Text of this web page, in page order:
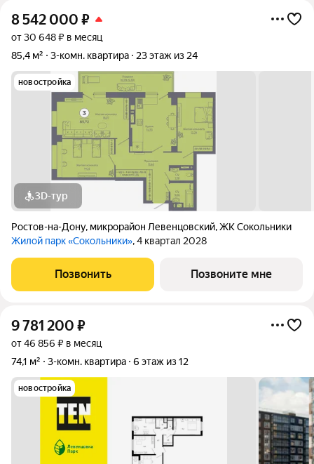
8 542 000 ₽
от 30 648 ₽ в месяц
85,4 м²
3-комн. квартира 23 этаж из 24
новостройка
3D-тур
Ростов-на-Дону, микрорайон Левенцовский,ЖК Сокольники
Жилой парк «Сокольники», 4 квартал 2028
Позвонить Позвоните мне
9 781 200 ₽
от 46 856 ₽ в месяц
74,1 м²
3-комн. квартира 6 этаж из 12
новостройка